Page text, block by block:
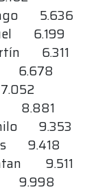
5.636
6.199
6.311
6.678
8.881
9.353
9.418
9.511
9.998